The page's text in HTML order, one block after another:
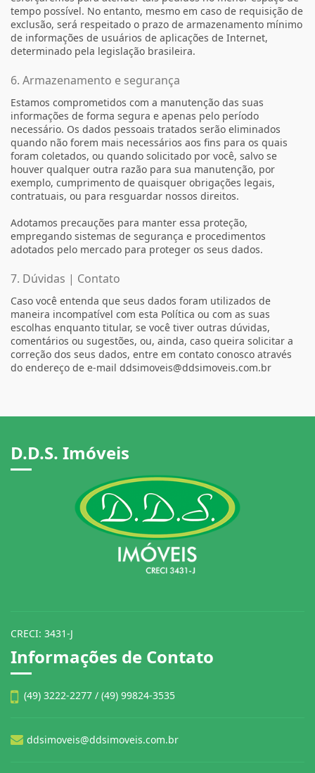
tempo possível. No entanto, mesmo em caso de requisição de
exclusão, será respeitado o prazo de armazenamento mínimo
de informações de usuários de aplicações de Internet,
determinado pela legislação brasileira.
6. Armazenamento e segurança
Estamos comprometidos com a manutenção das suas
informações de forma segura e apenas pelo período
necessário. Os dados pessoais tratados serão eliminados
quando não forem mais necessários aos fins para os quais
foram coletados, ou quando solicitado por você, salvo se
houver qualquer outra razão para sua manutenção, por
exemplo, cumprimento de quaisquer obrigações legais,
contratuais, ou para resguardar nossos direitos.
Adotamos precauções para manter essa proteção,
empregando sistemas de segurança e procedimentos
adotados pelo mercado para proteger os seus dados.
7. Dúvidas | Contato
Caso você entenda que seus dados foram utilizados de
maneira incompatível com esta Política ou com as suas
escolhas enquanto titular, se você tiver outras dúvidas,
comentários ou sugestões, ou, ainda, caso queira solicitar a
correção dos seus dados, entre em contato conosco através
do endereço de e-mail ddsimoveis@ddsimoveis.com.br
D.D.S. Imóveis
CRECI: 3431-J
Informações de Contato
(49) 3222-2277 / (49) 99824-3535
ddsimoveis@ddsimoveis.com.br